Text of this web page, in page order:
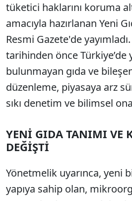
tüketici haklarını koruma
amacıyla hazırlanan Yeni
Resmi Gazete'de
tarihinden önce Türkiye’de
bulunmayan gıda ve
düzenleme, piyasaya arz
sıkı denetim ve bilimsel
YENİ GIDA TANIMI VE
DEĞİŞTİ
Yönetmelik uyarınca, yeni
yapıya sahip olan,